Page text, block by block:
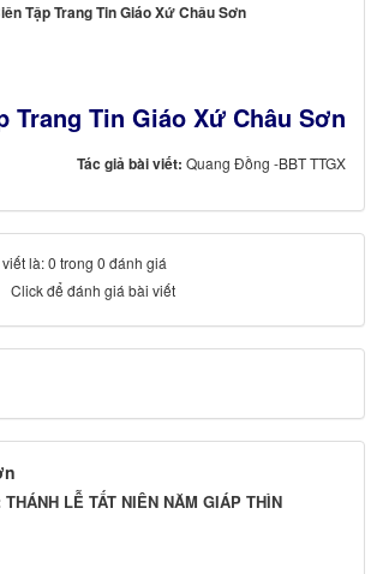
Tập Trang Tin Giáo Xứ Châu Sơn
Trang Tin Giáo Xứ Châu Sơn
Tác giả bài viết: Quang Đồng -BBT TTGX
là: 0 trong 0 đánh giá
Click để đánh giá bài viết
LỄ TẤT NIÊN NĂM GIÁP THÌN